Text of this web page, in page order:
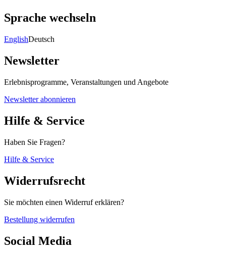
Sprache wechseln
EnglishDeutsch
Newsletter
Erlebnisprogramme, Veranstaltungen und Angebote
Newsletter abonnieren
Hilfe & Service
Haben Sie Fragen?
Hilfe & Service
Widerrufsrecht
Sie möchten einen Widerruf erklären?
Bestellung widerrufen
Social Media